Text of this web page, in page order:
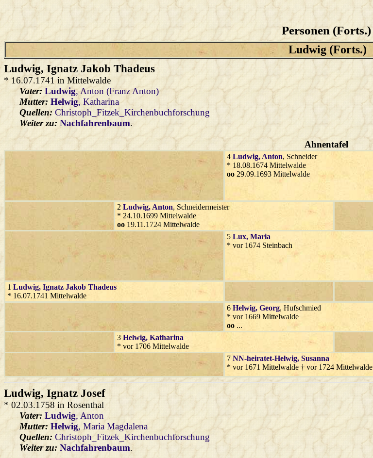
Personen (Forts.)
Ludwig (Forts.)
Ludwig, Ignatz Jakob Thadeus
* 16.07.1741 in Mittelwalde
Vater: Ludwig, Anton (Franz Anton)
Mutter: Helwig, Katharina
Quellen: Christoph_Fitzek_Kirchenbuchforschung
Weiter zu: Nachfahrenbaum.
Ahnentafel
4 Ludwig, Anton, Schneider
* 18.08.1674 Mittelwalde
oo 29.09.1693 Mittelwalde
2 Ludwig, Anton, Schneidermeister
* 24.10.1699 Mittelwalde
oo 19.11.1724 Mittelwalde
5 Lux, Maria
* vor 1674 Steinbach
1 Ludwig, Ignatz Jakob Thadeus
* 16.07.1741 Mittelwalde
6 Helwig, Georg, Hufschmied
* vor 1669 Mittelwalde
oo ...
3 Helwig, Katharina
* vor 1706 Mittelwalde
7 NN-heiratet-Helwig, Susanna
* vor 1671 Mittelwalde † vor 1724 Mittelwalde
Ludwig, Ignatz Josef
* 02.03.1758 in Rosenthal
Vater: Ludwig, Anton
Mutter: Helwig, Maria Magdalena
Quellen: Christoph_Fitzek_Kirchenbuchforschung
Weiter zu: Nachfahrenbaum.